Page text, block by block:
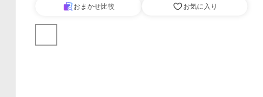
おまかせ比較 お気に入り